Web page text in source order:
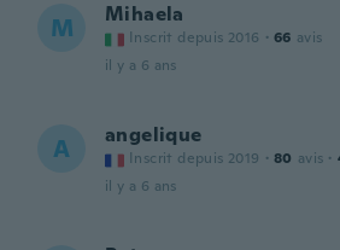
M Mihaela
Inscrit depuis 2016 · 66 avis
il y a 6 ans
A angelique
Inscrit depuis 2019 · 80 avis ·
il y a 6 ans